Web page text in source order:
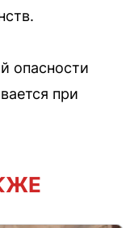
опасности
при